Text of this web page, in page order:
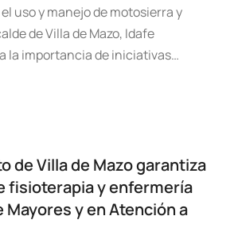
uso y manejo de motosierra y
de Villa de Mazo, Idafe
la importancia de iniciativas…
de Villa de Mazo garantiza
fisioterapia y enfermería
Mayores y en Atención a